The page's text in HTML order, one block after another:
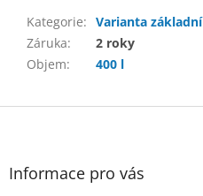
Kategorie: Varianta základní
Záruka:
2 roky
Objem: 400 l
Z
Informace pro vás